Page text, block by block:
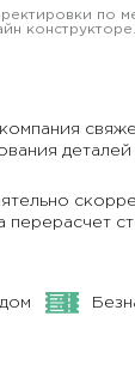
по
конструкторе.
перерасчет